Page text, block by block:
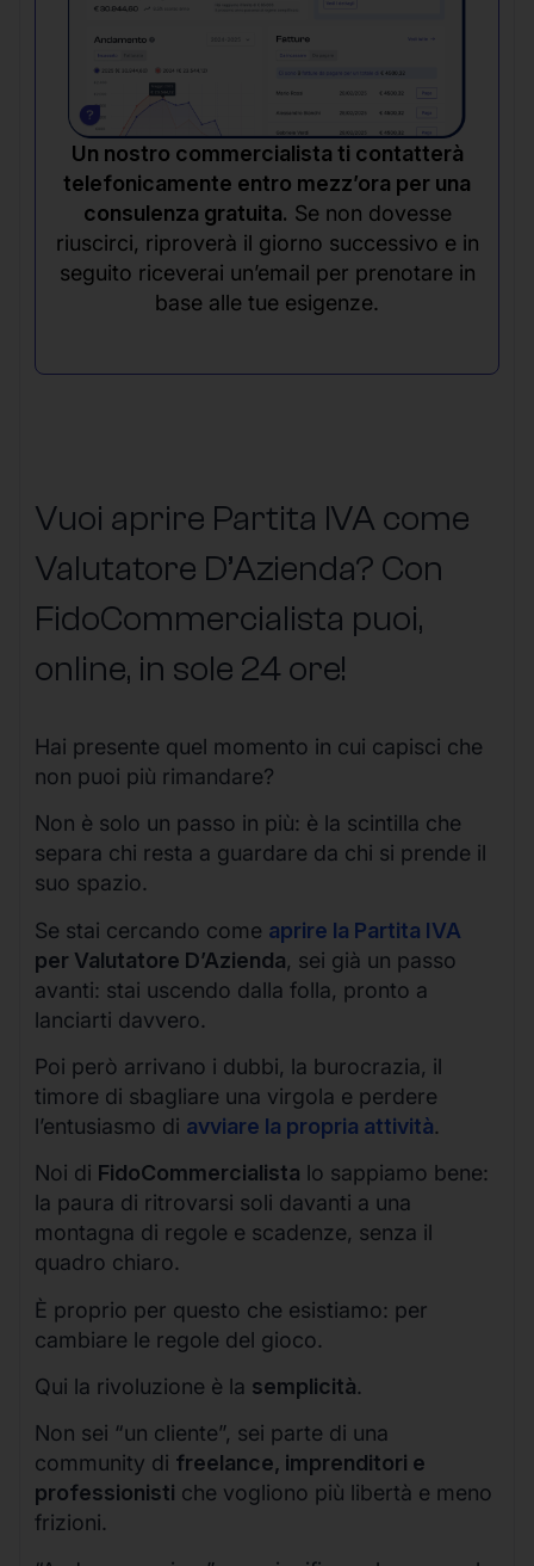
Un nostro commercialista ti contatterà
telefonicamente entro mezz’ora per una
consulenza gratuita. Se non dovesse
riuscirci, riproverà il giorno successivo e in
seguito riceverai un’email per prenotare in
base alle tue esigenze.
Vuoi aprire Partita IVA come
Valutatore D’Azienda? Con
FidoCommercialista puoi,
online, in sole 24 ore!
Hai presente quel momento in cui capisci che
non puoi più rimandare?
Non è solo un passo in più: è la scintilla che
separa chi resta a guardare da chi si prende il
suo spazio.
Se stai cercando come aprire la Partita IVA
per Valutatore D’Azienda, sei già un passo
avanti: stai uscendo dalla folla, pronto a
lanciarti davvero.
Poi però arrivano i dubbi, la burocrazia, il
timore di sbagliare una virgola e perdere
l’entusiasmo di avviare la propria attività.
Noi di FidoCommercialista lo sappiamo bene:
la paura di ritrovarsi soli davanti a una
montagna di regole e scadenze, senza il
quadro chiaro.
È proprio per questo che esistiamo: per
cambiare le regole del gioco.
Qui la rivoluzione è la semplicità.
Non sei “un cliente”, sei parte di una
community di freelance, imprenditori e
professionisti che vogliono più libertà e meno
frizioni.